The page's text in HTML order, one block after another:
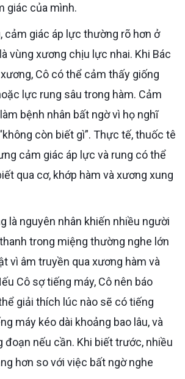
giác của mình.
vùng xương chịu lực nhai. Khi Bác
Cô có thể cảm thấy giống
lực rung sâu trong hàm. Cảm
bệnh nhân bất ngờ vì họ nghĩ
còn biết gì”. Thực tế, thuốc tê
cảm giác áp lực và rung có thể
qua cơ, khớp hàm và xương xung
trong miệng thường nghe lớn
vì âm truyền qua xương hàm và
Cô sợ tiếng máy, Cô nên báo
giải thích lúc nào sẽ có tiếng
máy kéo dài khoảng bao lâu, và
đoạn nếu cần. Khi biết trước, nhiều
hơn so với việc bất ngờ nghe